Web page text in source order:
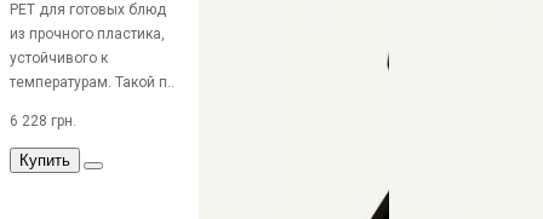
PET для готовых блюд
из прочного пластика,
устойчивого к
температурам. Такой п..
6 228 грн.
Купить